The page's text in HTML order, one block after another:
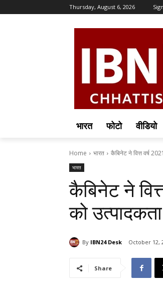
Thursday, August 6, 2026
भारत फोटो वीडियो
Home भारत कैबिनेट ने वित्त वर्ष
भारत
कैबिनेट ने
को
By IBN24 Desk October 12,
Share